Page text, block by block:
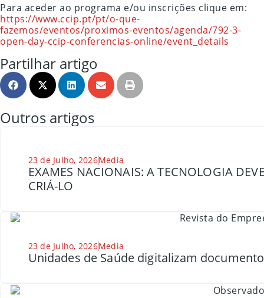
Para aceder ao programa e/ou inscrições clique em:
https://www.ccip.pt/pt/o-que-
fazemos/eventos/proximos-eventos/agenda/792-3-
open-day-ccip-conferencias-online/event_details
Partilhar artigo
Outros artigos
23 de Julho, 2026Media
EXAMES NACIONAIS: A TECNOLOGIA
CRIÁ-LO
23 de Julho, 2026Media
Unidades de Saúde digitalizam